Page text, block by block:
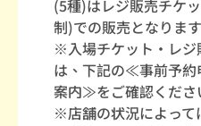
(5種)はレジ販売チケ
制)での販売となりま
※入場チケット・レジ
は、下記の≪事前予約
案内≫をご確認くださ
※店舗の状況によって